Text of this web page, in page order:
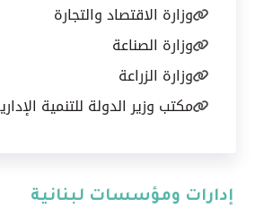
وزارة الاقتصاد والتجارة
وزارة الصناعة
وزارة الزراعة
مكتب وزير الدولة للتنمية الإدارية
إدارات ومؤسسات لبنانية